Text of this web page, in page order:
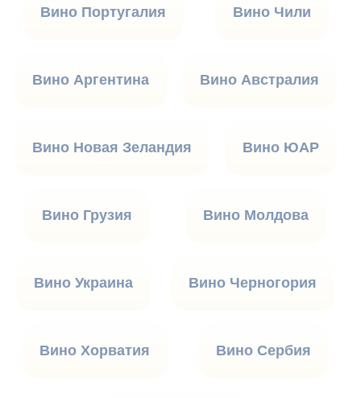
Вино Португалия Вино Чили
Вино Аргентина Вино Австралия
Вино Новая Зеландия Вино ЮАР
Вино Грузия Вино Молдова
Вино Украина Вино Черногория
Вино Хорватия Вино Сербия